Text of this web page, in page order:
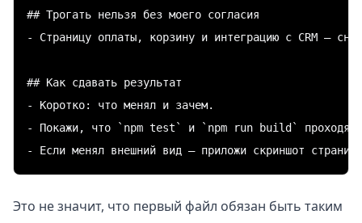
## Трогать нельзя без моего согласия
- Страницу оплаты, корзину и интеграцию с CRM —
## Как сдавать результат
- Коротко: что менял и зачем.
- Покажи, что `npm test` и `npm run build` проходят.
Это не значит, что первый файл обязан быть таким